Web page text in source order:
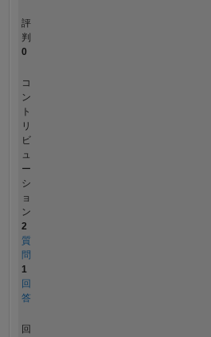
評
判
0
コ
ン
ト
リ
ビ
ュ
ー
シ
ョ
ン
2
質
問
1
回
答
回